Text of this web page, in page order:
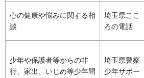
心の健康や悩みに関する相
談
埼玉県ここ
ろの電話
少年や保護者等からの非
行、家出、いじめ等少年問
埼玉県警察
少年サポー